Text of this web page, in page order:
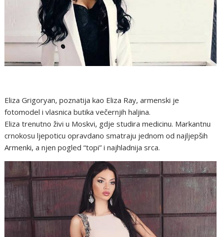
Eliza Grigoryan, poznatija kao Eliza Ray, armenski je
fotomodel i vlasnica butika večernjih haljina.
Eliza trenutno živi u Moskvi, gdje studira medicinu. Markantnu
crnokosu ljepoticu opravdano smatraju jednom od najljepših
Armenki, a njen pogled “topi” i najhladnija srca.